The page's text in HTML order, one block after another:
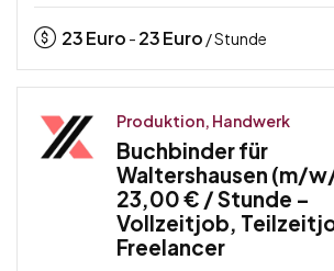
23Euro - 23Euro / Stunde
Produktion, Handwerk
Buchbinder für
Waltershausen (m/
23,00 € / Stunde –
Vollzeitjob,
Freelancer